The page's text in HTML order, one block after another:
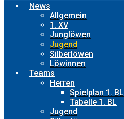
News
Allgemein
1. XV
Junglöwen
Jugend
Silberlöwen
Löwinnen
Teams
Herren
Spielplan 1. BL
Tabelle 1. BL
Jugend